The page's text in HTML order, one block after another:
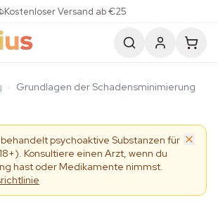
Kostenloser Versand ab €25
· Grundlagen der Schadensminimierung
psychoaktive Substanzen für
Konsultiere einen Arzt, wenn du
hast oder Medikamente nimmst.